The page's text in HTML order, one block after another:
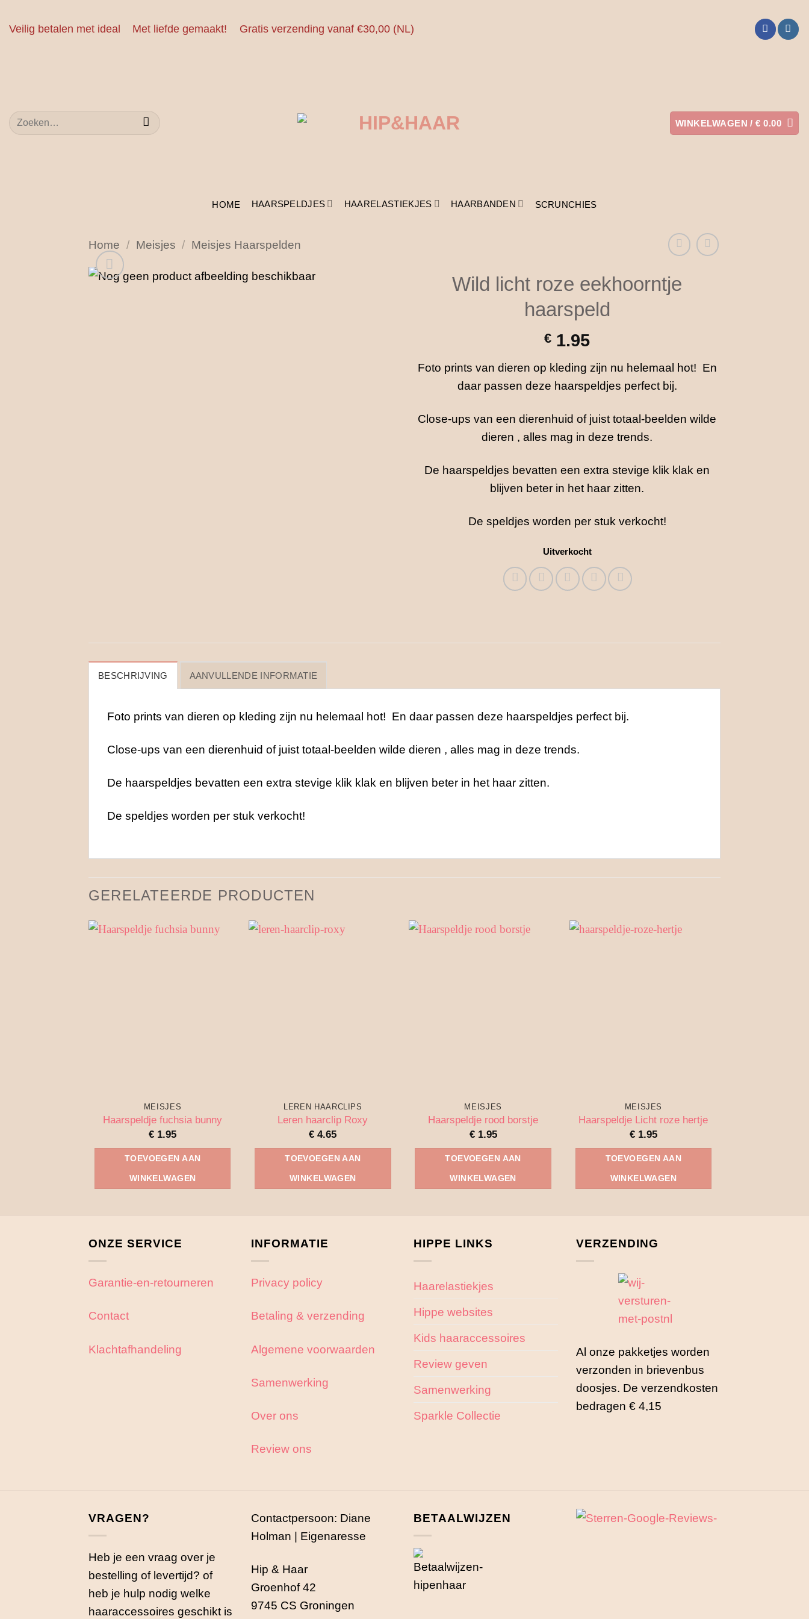
naar
Veilig betalen met ideal Met liefde gemaakt! Gratis verzending vanaf €30,00 (NL)
Zoeken
naar:
WINKELWAGEN /€ 0.00
HOME HAARSPELDJES HAARELASTIEKJES HAARBANDEN SCRUNCHIES
Home / Meisjes / Meisjes Haarspelden
Wild licht roze eekhoorntje
haarspeld
€ 1.95
Foto prints van dieren op kleding zijn nu helemaal hot! En
daar passen deze haarspeldjes perfect bij.
Close-ups van een dierenhuid of juist totaal-beelden wilde
dieren , alles mag in deze trends.
De haarspeldjes bevatten een extra stevige klik klak en
blijven beter in het haar zitten.
De speldjes worden per stuk verkocht!
Uitverkocht
BESCHRIJVING AANVULLENDE INFORMATIE
Foto prints van dieren op kleding zijn nu helemaal hot! En daar passen deze haarspeldjes perfect bij.
Close-ups van een dierenhuid of juist totaal-beelden wilde dieren , alles mag in deze trends.
De haarspeldjes bevatten een extra stevige klik klak en blijven beter in het haar zitten.
De speldjes worden per stuk verkocht!
GERELATEERDE PRODUCTEN
MEISJES
Haarspeldje fuchsia bunny
€ 1.95
TOEVOEGEN AAN
WINKELWAGEN
LEREN HAARCLIPS
Leren haarclip Roxy
€ 4.65
TOEVOEGEN AAN
WINKELWAGEN
MEISJES
Haarspeldje rood borstje
€1.95
TOEVOEGEN AAN
WINKELWAGEN
MEISJES
Haarspeldje Licht roze hertje
€1.95
TOEVOEGEN AAN
WINKELWAGEN
ONZE SERVICE
Garantie-en-retourneren
Contact
Klachtafhandeling
INFORMATIE
Privacy policy
Betaling & verzending
Algemene voorwaarden
Samenwerking
Over ons
Review ons
HIPPE LINKS
Haarelastiekjes
Hippe websites
Kids haaraccessoires
Review geven
Samenwerking
Sparkle Collectie
VERZENDING
Al onze pakketjes worden
verzonden in brievenbus
doosjes. De verzendkosten
bedragen € 4,15
VRAGEN?
Heb je een vraag over je
bestelling of levertijd? of
heb je hulp nodig welke
haaraccessoires geschikt is
Contactpersoon: Diane
Holman | Eigenaresse
Hip & Haar
Groenhof 42
9745 CS Groningen
BETAALWIJZEN